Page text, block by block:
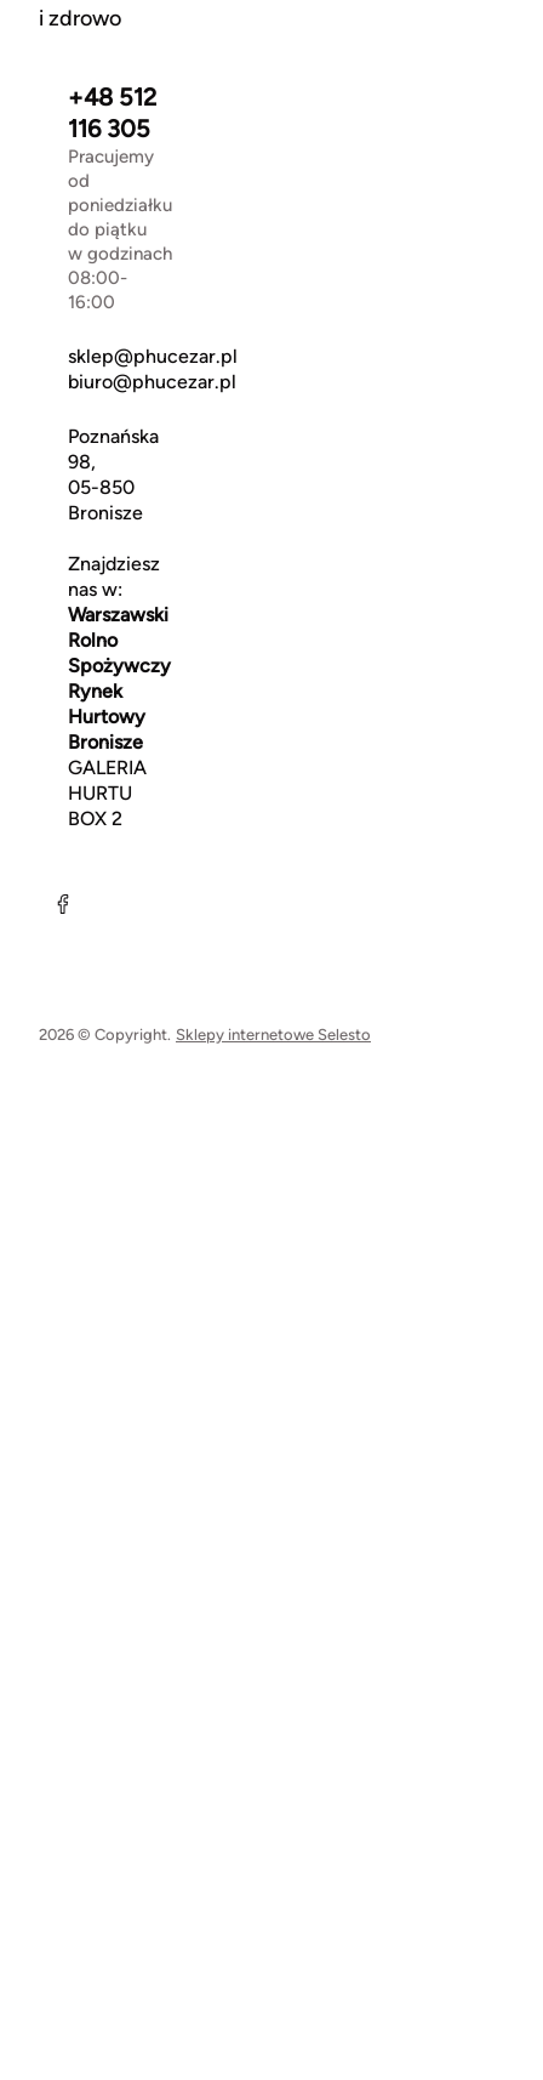
i zdrowo
+48 512
116 305
Pracujemy
od
poniedziałku
do piątku
w godzinach
08:00-
16:00
sklep@phucezar.pl
biuro@phucezar.pl
Poznańska
98,
05-850
Bronisze
Znajdziesz
nas w:
Warszawski
Rolno
Spożywczy
Rynek
Hurtowy
Bronisze
GALERIA
HURTU
BOX 2
2026 © Copyright. Sklepy internetowe Selesto